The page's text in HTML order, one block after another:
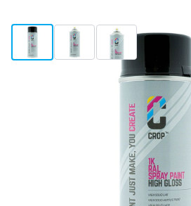
View larger imageView larger imageView larger image
Spedito entro 3-4 giorni
Ordina ora, spedito entro 3-4 giorni